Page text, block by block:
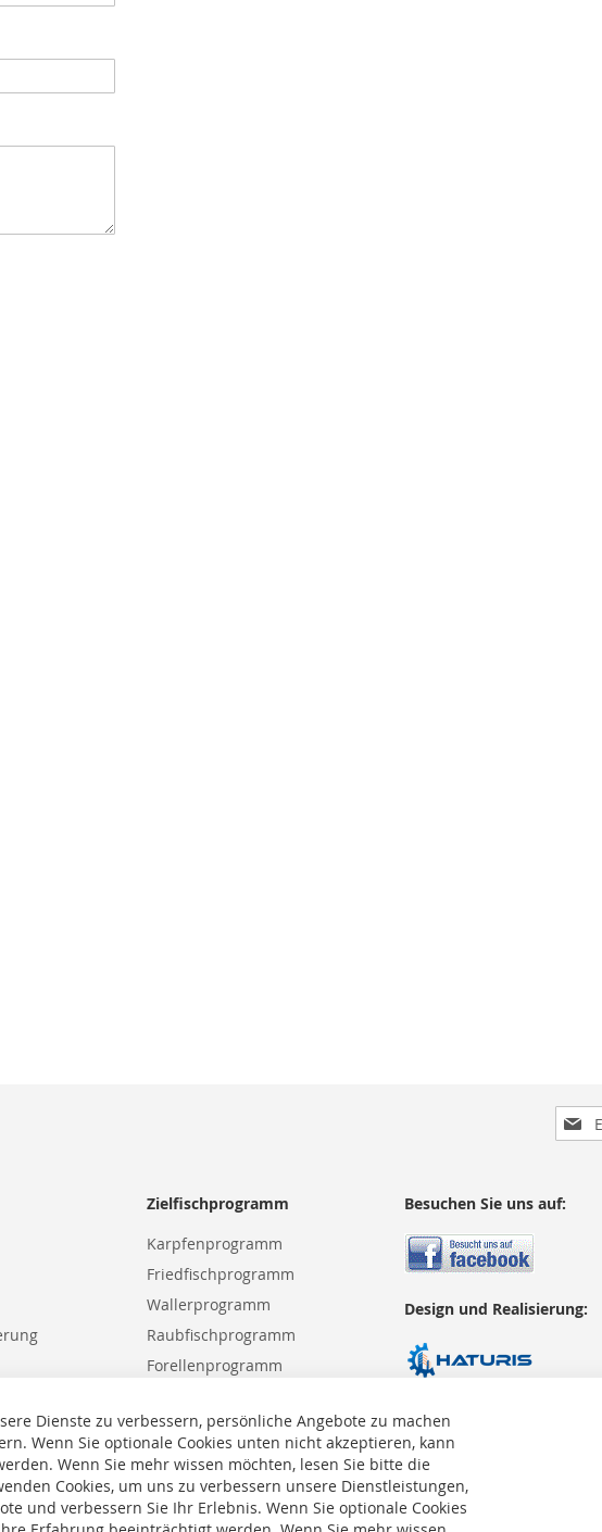
zum
Zielfischprogramm
Karpfenprogramm
Friedfischprogramm
Wallerprogramm
Raubfischprogramm
Forellenprogramm
Besuchen Sie uns auf:
Design und Realisierung:
Dienste zu verbessern, persönliche Angebote zu machen
Wenn Sie optionale Cookies unten nicht akzeptieren, kann
Wenn Sie mehr wissen möchten, lesen Sie bitte die
Cookies, um uns zu verbessern unsere Dienstleistungen,
und verbessern Sie Ihr Erlebnis. Wenn Sie optionale Cookies